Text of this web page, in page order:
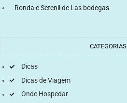
Ronda e Setenil de Las bodegas
CATEGORIAS
Dicas
Dicas de Viagem
Onde Hospedar